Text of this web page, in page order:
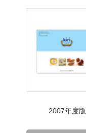
2007年度版